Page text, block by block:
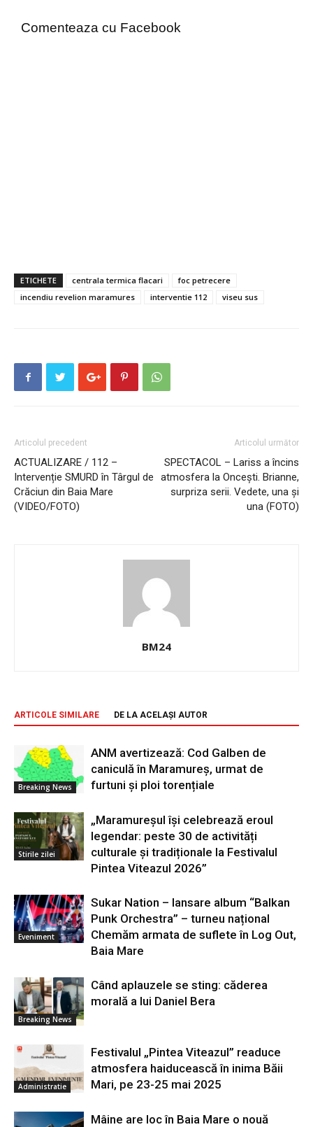
Comenteaza cu Facebook
ETICHETE centrala termica flacari
foc petrecere
incendiu revelion maramures
interventie 112 viseu sus
Articolul precedent
ACTUALIZARE / 112 –
Intervenție SMURD în Târgul de
Crăciun din Baia Mare
(VIDEO/FOTO)
Articolul următor
SPECTACOL – Lariss a încins
atmosfera la Oncești. Brianne,
surpriza serii. Vedete, una și
una (FOTO)
BM24
ARTICOLE SIMILARE DE LA ACELAȘI AUTOR
Breaking News
ANM avertizează: Cod Galben de
caniculă în Maramureș, urmat de
furtuni și ploi torențiale
Stirile zilei
„Maramureșul își celebrează eroul
legendar: peste 30 de activități
culturale și tradiționale la Festivalul
Pintea Viteazul 2026”
Eveniment
Sukar Nation – lansare album “Balkan
Punk Orchestra” – turneu național
Chemăm armata de suflete în Log Out,
Baia Mare
Breaking News
Când aplauzele se sting: căderea
morală a lui Daniel Bera
Administratie
Festivalul „Pintea Viteazul” readuce
atmosfera haiducească în inima Băii
Mari, pe 23-25 mai 2025
Mâine are loc în Baia Mare o nouă